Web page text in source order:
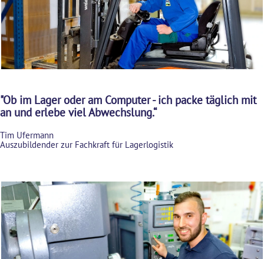
"Ob im Lager oder am Computer - ich packe täglich mit
an und erlebe viel Abwechslung.“
Tim Ufermann
Auszubildender zur Fachkraft für Lagerlogistik